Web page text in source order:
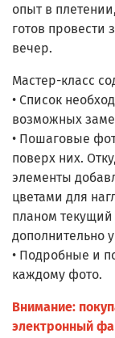
опыт в
готов провести
вечер.
Мастер-класс
• Список
возможных
• Пошаговые
поверх них.
элементы
цветами для
планом текущий
дополнительно
• Подробные и
каждому фото.
Внимание:
электронный